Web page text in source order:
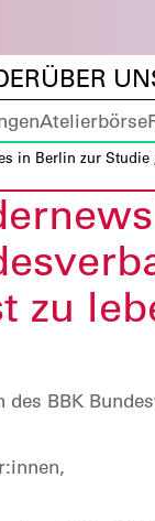
ÜBER
Atelierbörse
in Berlin zur Studie
zu
des BBK